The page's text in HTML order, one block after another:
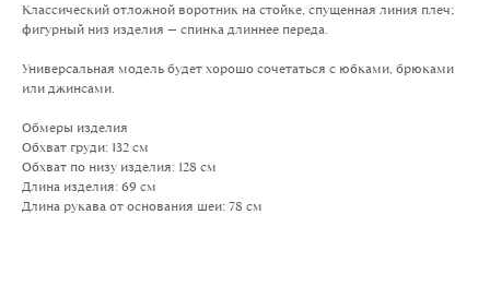
Классический отложной воротник на стойке, спущенная линия плеч;
фигурный низ изделия — спинка длиннее переда.
Универсальная модель будет хорошо сочетаться с юбками, брюками
или джинсами.
Обмеры изделия
Обхват груди: 132 см
Обхват по низу изделия: 128 см
Длина изделия: 69 см
Длина рукава от основания шеи: 78 см